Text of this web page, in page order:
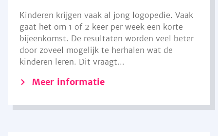
Kinderen krijgen vaak al jong logopedie. Vaak
gaat het om 1 of 2 keer per week een korte
bijeenkomst. De resultaten worden veel beter
door zoveel mogelijk te herhalen wat de
kinderen leren. Dit vraagt...
Meer informatie